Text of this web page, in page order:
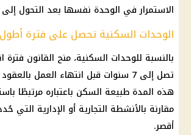
الاستمرار في الوحدة نفسها بعد التحول إلى
الوحدات السكنية تحصل على فترة أطول
بالنسبة للوحدات السكنية، منح القانون فترة
تصل إلى 7 سنوات قبل انتهاء العمل
هذه المدة طبيعة السكن باعتباره مرتبطًا
مقارنة بالأنشطة التجارية أو الإدارية التي
أقصر.